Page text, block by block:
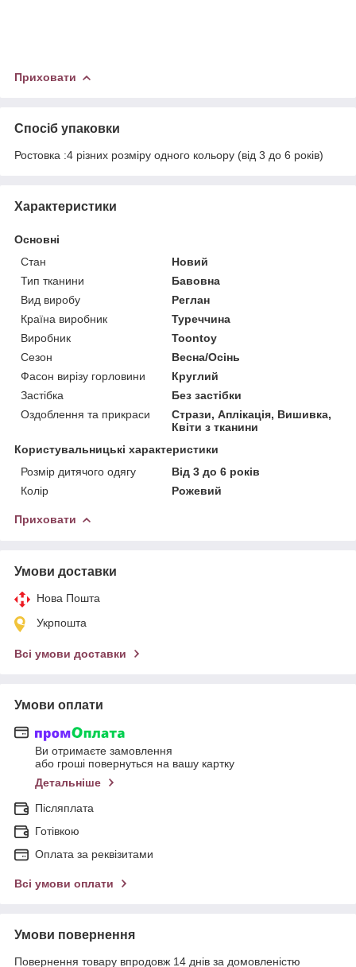
Приховати
Спосіб упаковки
Ростовка :4 різних розміру одного кольору (від 3 до 6 років)
Характеристики
Основні
Стан
Новий
Тип тканини
Бавовна
Вид виробу
Реглан
Країна виробник
Туреччина
Виробник
Toontoy
Сезон
Весна/Осінь
Фасон вирізу горловини
Круглий
Застібка
Без застібки
Оздоблення та прикраси
Стрази, Аплікація, Вишивка,
Квіти з тканини
Користувальницькі характеристики
Розмір дитячого одягу
Від 3 до 6 років
Колір
Рожевий
Приховати
Умови доставки
Нова Пошта
Укрпошта
Всі умови доставки
Умови оплати
Ви отримаєте замовлення
або гроші повернуться на вашу картку
Детальніше
Післяплата
Готівкою
Оплата за реквізитами
Всі умови оплати
Умови повернення
Повернення товару впродовж 14 днів за домовленістю